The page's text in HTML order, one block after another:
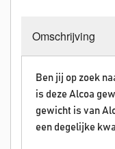
Omschrijving
Ben jij op zoek
is deze Alcoa
gewicht is van
een degelijke